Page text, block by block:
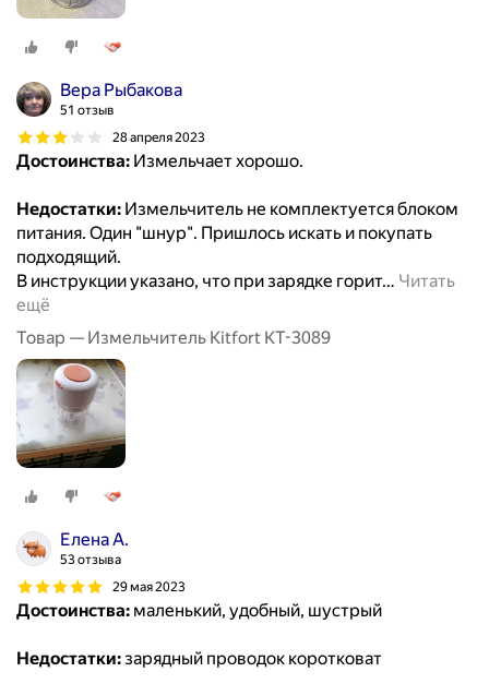
Вера Рыбакова
51 отзыв
28 апреля 2023
Достоинства: Измельчает хорошо.
Недостатки: Измельчитель не комплектуется блоком
питания. Один "шнур". Пришлось искать и покупать
подходящий.
В инструкции указано, что при зарядке горит… Читать
ещё
Товар — Измельчитель Kitfort KT-3089
Елена А.
53 отзыва
29 мая 2023
Достоинства: маленький, удобный, шустрый
Недостатки:зарядный проводок коротковат